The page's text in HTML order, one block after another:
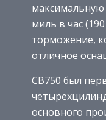
максимальную
миль в час
торможение,
отличное
CB750 был
основного